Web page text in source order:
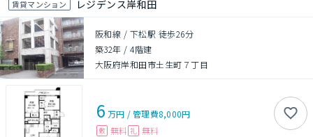
賃貸マンション レジデンス岸和田
阪和線 / 下松駅 徒歩26分
築32年 /4階建
大阪府岸和田市土生町７丁目
6 万円 /管理費8,000円
敷 無料 礼 無料